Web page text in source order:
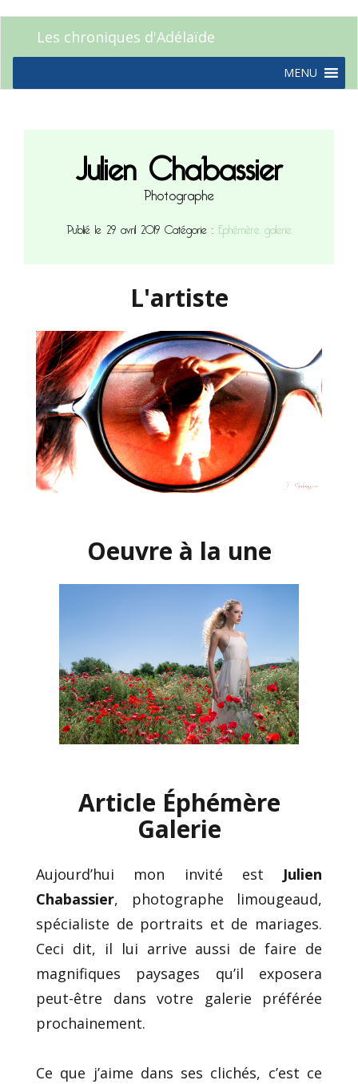
Les chroniques d'Adélaïde
MENU
Julien Chabassier
Photographe
Publié le 29 avril 2019Catégorie :Ephémère galerie
L'artiste
Oeuvre à la une
Article Éphémère
Galerie
Aujourd’hui mon invité est Julien
Chabassier, photographe limougeaud,
spécialiste de portraits et de mariages.
Ceci dit, il lui arrive aussi de faire de
magnifiques paysages qu’il exposera
peut-être dans votre galerie préférée
prochainement.
Ce que j’aime dans ses clichés, c’est ce